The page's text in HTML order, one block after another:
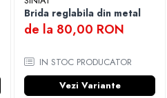
Brida reglabila din metal
de la 80,00 RON
IN STOC PRODUCATOR
Vezi Variante